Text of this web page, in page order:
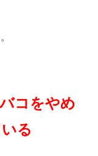
コをやめ
る